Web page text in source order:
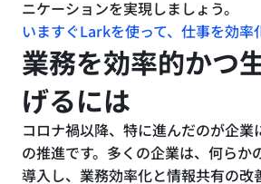
ニケーションを実現しましょう。
いますぐLarkを使って、仕事を効率
業務を効率的かつ
げるには
コロナ禍以降、特に進んだのが企
の推進です。多くの企業は、何らか
導入し、業務効率化と情報共有の改